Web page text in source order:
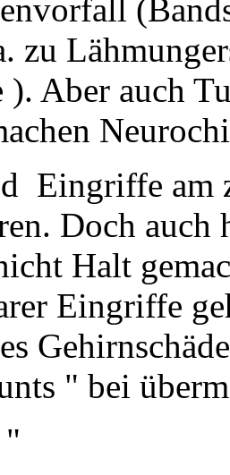
zu
). Aber auch
Eingriffe am
Doch auch
Halt
Eingriffe
" bei
"